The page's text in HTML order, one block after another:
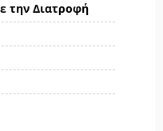
την Διατροφή